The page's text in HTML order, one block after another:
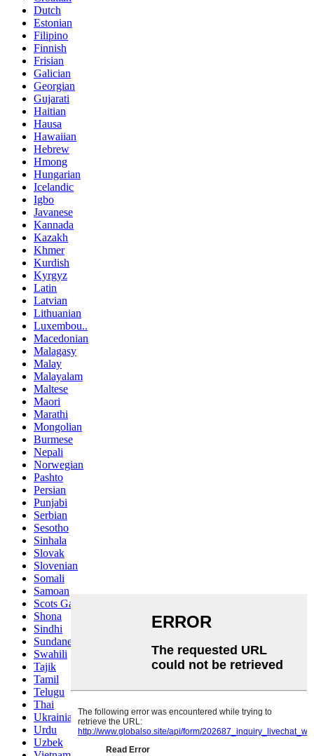
Dutch
Estonian
Filipino
Finnish
Frisian
Galician
Georgian
Gujarati
Haitian
Hausa
Hawaiian
Hebrew
Hmong
Hungarian
Icelandic
Igbo
Javanese
Kannada
Kazakh
Khmer
Kurdish
Kyrgyz
Latin
Latvian
Lithuanian
Luxembou..
Macedonian
Malagasy
Malay
Malayalam
Maltese
Maori
Marathi
Mongolian
Burmese
Nepali
Norwegian
Pashto
Persian
Punjabi
Serbian
Sesotho
Sinhala
Slovak
Slovenian
Somali
Samoan
Scots Gaelic
Shona
Sindhi
Sundanese
Swahili
Tajik
Tamil
Telugu
Thai
Ukrainian
Urdu
Uzbek